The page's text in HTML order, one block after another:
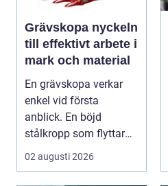
Grävskopa nyckeln
till effektivt arbete i
mark och material
En grävskopa verkar
enkel vid första
anblick. En böjd
stålkropp som flyttar
jord, sten eller
02 augusti 2026